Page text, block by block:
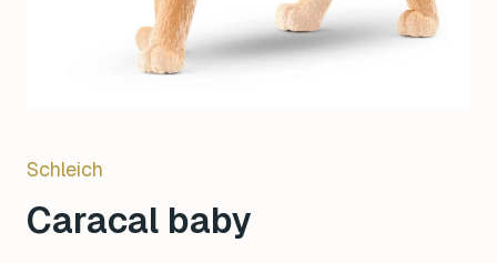
Schleich
Caracal baby